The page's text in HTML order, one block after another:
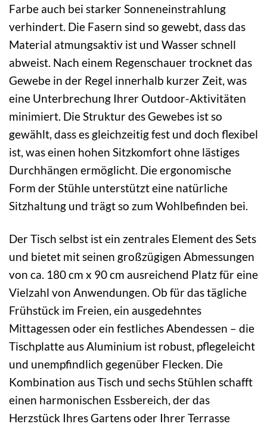
Farbe auch bei starker Sonneneinstrahlung
verhindert. Die Fasern sind so gewebt, dass das
Material atmungsaktiv ist und Wasser schnell
abweist. Nach einem Regenschauer trocknet das
Gewebe in der Regel innerhalb kurzer Zeit, was
eine Unterbrechung Ihrer Outdoor-Aktivitäten
minimiert. Die Struktur des Gewebes ist so
gewählt, dass es gleichzeitig fest und doch flexibel
ist, was einen hohen Sitzkomfort ohne lästiges
Durchhängen ermöglicht. Die ergonomische
Form der Stühle unterstützt eine natürliche
Sitzhaltung und trägt so zum Wohlbefinden bei.
Der Tisch selbst ist ein zentrales Element des Sets
und bietet mit seinen großzügigen Abmessungen
von ca. 180 cm x 90 cm ausreichend Platz für eine
Vielzahl von Anwendungen. Ob für das tägliche
Frühstück im Freien, ein ausgedehntes
Mittagessen oder ein festliches Abendessen – die
Tischplatte aus Aluminium ist robust, pflegeleicht
und unempfindlich gegenüber Flecken. Die
Kombination aus Tisch und sechs Stühlen schafft
einen harmonischen Essbereich, der das
Herzstück Ihres Gartens oder Ihrer Terrasse